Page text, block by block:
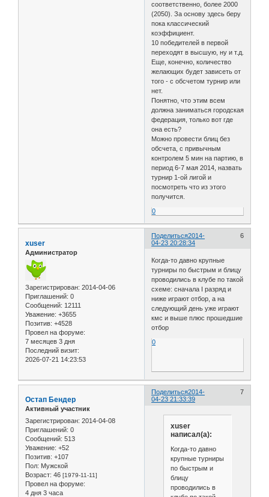
соответственно, более 2000
(2050). За основу здесь беру
пока классический
коэффициент.
10 победителей в первой
переходят в высшую, ну и т.д.
Еще, конечно, количество
желающих будет зависеть от
того - с обсчетом турнир или
нет.
Понятно, что этим всем
должна заниматься городская
федерация, только вот где
она есть?
Можно провести блиц без
обсчета, с привычным
контролем 5 мин на партию, в
период 6-7 мая 2014, назвать
турнир 1-ой лигой и
посмотреть что из этого
получится.
0
Поделиться 6
2014-
04-23 20:28:34
xuser
Администратор
Зарегистрирован: 2014-04-06
Приглашений: 0
Сообщений: 12111
Уважение: +3655
Позитив: +4528
Провел на форуме:
7 месяцев 3 дня
Последний визит:
2026-07-21 14:23:53
Когда-то давно крупные
турниры по быстрым и блицу
проводились в клубе по такой
схеме: сначала I разряд и
ниже играют отбор, а на
следующий день уже играют
кмс и выше плюс прошедшие
отбор
0
Поделиться 7
2014-
04-23 21:33:39
Остап Бендер
Активный участник
Зарегистрирован: 2014-04-08
Приглашений: 0
Сообщений: 513
Уважение: +52
Позитив: +107
Пол: Мужской
Возраст: 46 [1979-11-11]
Провел на форуме:
4 дня 3 часа
xuser
написал(а):
Когда-то давно
крупные турниры
по быстрым и
блицу
проводились в